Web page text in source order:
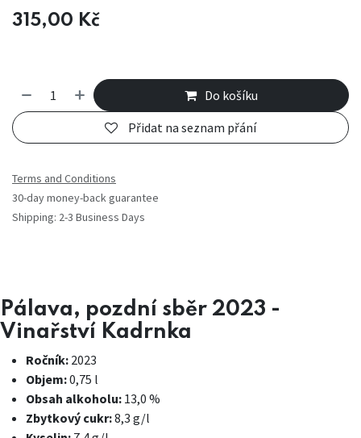
315,00 Kč
Do košíku
Přidat na seznam přání
Terms and Conditions
30-day money-back guarantee
Shipping: 2-3 Business Days
Pálava, pozdní sběr 2023 -
Vinařství Kadrnka
Ročník: 2023
Objem:0,75 l
Obsah alkoholu: 13,0 %
Zbytkový cukr:8,3 g/l